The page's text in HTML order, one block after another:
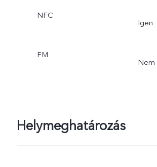
NFC
Igen
FM
Helymeghatározás